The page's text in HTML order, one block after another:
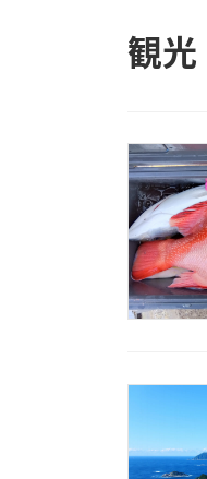
観光